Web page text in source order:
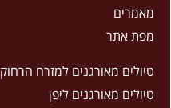
מאמרים
מפת אתר
טיולים מאורגנים למזרח הרחוק
טיולים מאורגנים ליפן